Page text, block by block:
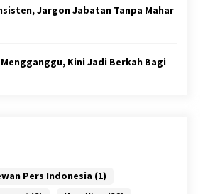
Jargon Jabatan Tanpa Mahar
Kini Jadi Berkah Bagi
Pers Indonesia (1)